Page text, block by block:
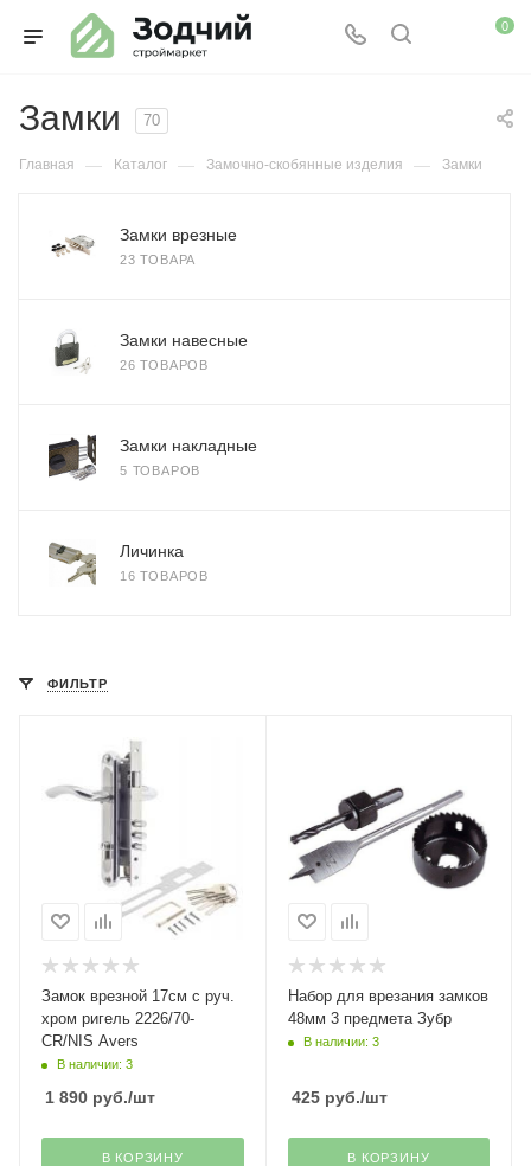
0
Замки 70
Главная — Каталог — Замочно-скобянные изделия — Замки
Замки врезные
23 ТОВАРА
Замки навесные
26 ТОВАРОВ
Замки накладные
5 ТОВАРОВ
Личинка
16 ТОВАРОВ
ФИЛЬТР
Замок врезной 17см с руч.
хром ригель 2226/70-
CR/NIS Avers
В наличии: 3
1 890 руб./шт
В КОРЗИНУ
Набор для врезания замков
48мм 3 предмета Зубр
В наличии: 3
425руб./шт
В КОРЗИНУ